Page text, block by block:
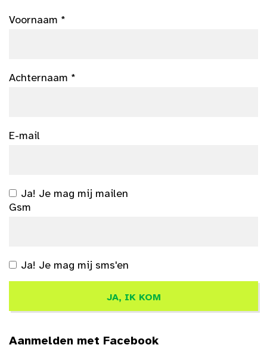
Voornaam *
Achternaam *
E-mail
Ja! Je mag mij mailen
Gsm
Ja! Je mag mij sms'en
Aanmelden met Facebook